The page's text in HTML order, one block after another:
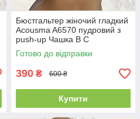
Бюстгальтер жіночий гладкий
Acousma A6570 пудровий з
push-up Чашка B C
Готово до відправки
390 ₴ 600 ₴
Купити